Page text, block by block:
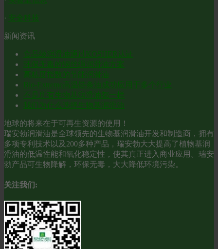
· 安全科技
新闻资讯
食品级润滑油通过KOSHER认证
环保无毒的钢丝绳润滑油方案
高粘度指数的节能润滑油
Bio-Extreme高温链条油成功应用于多个行业
不是所有生物基润滑油都一样
我们为什么选择生物基润滑油
地球的将来在于可再生资源的使用！
瑞安勃润滑油是全球领先的生物基润滑油开发和制造商，拥有
多项专利技术以及200多种产品，瑞安勃大大提高了植物基润
滑油的低温性能和氧化稳定性，使其真正进入商业应用。瑞安
勃产品可生物降解，环保无毒，大大降低环境污染。
关注我们: